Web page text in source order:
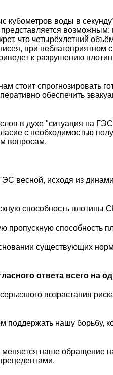
кубометров воды в
возможным:
что четырёхлетний
при неблагоприятном
к разрушению
стоит спрогнозировать
обеспечить
в духе "ситуация на
с необходимостью
вопросам.
весной, исходя из
способность
пропускную способность
существующих
ответа всего на
возрастания
нашу борьбу,
наше обращение